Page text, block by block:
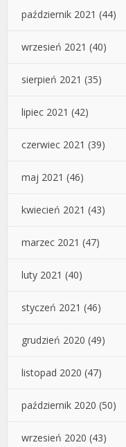
październik 2021 (44)
wrzesień 2021 (40)
sierpień 2021 (35)
lipiec 2021 (42)
czerwiec 2021 (39)
maj 2021 (46)
kwiecień 2021 (43)
marzec 2021 (47)
luty 2021 (40)
styczeń 2021 (46)
grudzień 2020 (49)
listopad 2020 (47)
październik 2020 (50)
wrzesień 2020 (43)